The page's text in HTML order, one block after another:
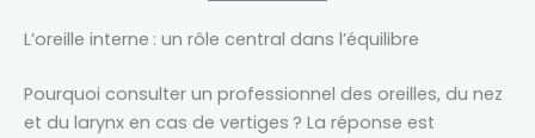
L’oreille interne : un rôle central dans l’équilibre
Pourquoi consulter un professionnel des oreilles, du nez
et du larynx en cas de vertiges ? La réponse est